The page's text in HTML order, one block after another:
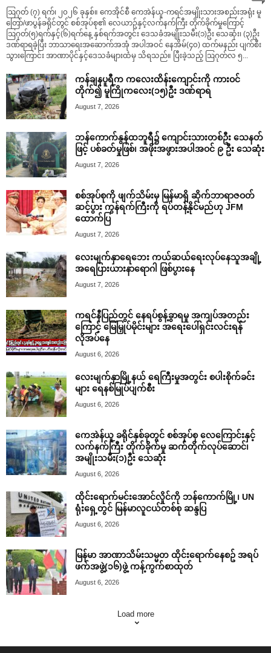
ဩဂုတ် (၇) ရက်၊ ၂၀၂၆ ခုနှစ်။ ကေအိုင်စီ ကေအဲန်ယူ-ကရင်အမျိုးသားအစည်းအရုံး မူ
တြော်/ဖာပွန်ခရိုင်တွင် စစ်အုပ်စု၏ လေယာဥ်နှင့်လက်နက်ကြီး တိုက်ခိုက်မှုကြောင့်
ဩဂုတ်(၅)ရက်နှင့်(၆)ရက်နေ့ နှစ်ရက်အတွင်း ဒေသခံအမျိုးသမီး(၁)ဦး သေဆုံး၊ (၃)ဦး
ဒဏ်ရာရခဲ့ပြီး ဘာသာရေးအဆောက်အအုံ အပါအဝင် နေအိမ်(၄၀) ထက်မနည်း ပျက်စီး
သွားကြောင်း အာဏာပိုင်နှင့်ဒေသခံများထံမှ သိရသည်။ ပြီးခဲ့သည့် ဩဂုတ်လ ၅...
ကန်ချနပူရီက ကလေးထိန်းကျောင်းကို ကားဝင်
တိုက်၍ မူကြိုကလေး(၁၅)ဦး ဒဏ်ရာရ
August 7, 2026
ဘန်ကောက်နွန်ထဘူရီ၌ ကျောင်းသားတစ်ဦး သေနတ်
ဖြင့် ပစ်ခတ်မှုဖြစ်၊ အဖိုးအဖွားအပါအဝင် ၉ ဦး သေဆုံး
August 7, 2026
စစ်အုပ်စုကို ဖျက်သိမ်းမှ မြန်မာရှိ ဆိုက်ဘာရာဇဝတ်
ဆင့်ပွား ကွန်ရက်ကြီးကို ရပ်တန့်နိုင်မည်ဟု JFM
ထောက်ပြ
August 7, 2026
လေးမျက်နှာရေဘေး ကယ်ဆယ်ရေးလုပ်နေသူအချို့
အရေပြားယားနာရောဂါ ဖြစ်ပွားနေ
August 7, 2026
ကရင်နီပြည်တွင် နေရပ်စွန့်ခွာရမှု အကျပ်အတည်း
ကြောင့် မြေမြှုပ်မိုင်းများ အရေးပေါ်ရှင်းလင်းရန်
လိုအပ်နေ
August 6, 2026
လေးမျက်နှာမြို့နယ် ရေကြီးမှုအတွင်း စပါးစိုက်ခင်း
များ ရေနစ်မြုပ်ပျက်စီး
August 6, 2026
ကေအဲန်ယူ ခရိုင်နှစ်ခုတွင် စစ်အုပ်စု လေကြောင်းနှင့်
လက်နက်ကြီး တိုက်ခိုက်မှု ဆက်တိုက်လုပ်ဆောင်၊
အမျိုးသမီး(၁)ဦး သေဆုံး
August 6, 2026
ထိုင်းရောက်မင်းအောင်လှိုင်ကို ဘန်ကောက်မြို့၊ UN
ရုံးရှေ့တွင် မြန်မာလူငယ်တစ်စု ဆန္ဒပြ
August 6, 2026
မြန်မာ အာဏာသိမ်းသမ္မတ ထိုင်းရောက်နေစဥ် အရပ်
ဖက်အဖွဲ့(၁၆)ဖွဲ့ ကန့်ကွက်စာထုတ်
August 6, 2026
Load more